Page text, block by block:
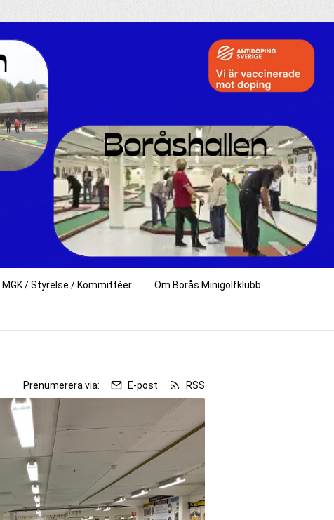
MGK / Styrelse / Kommittéer Om Borås Minigolfklubb
Prenumerera via: E-post RSS